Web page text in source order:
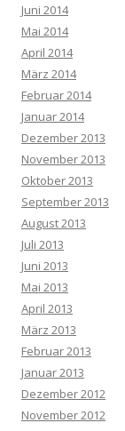
Juni 2014
Mai 2014
April 2014
März 2014
Februar 2014
Januar 2014
Dezember 2013
November 2013
Oktober 2013
September 2013
August 2013
Juli 2013
Juni 2013
Mai 2013
April 2013
März 2013
Februar 2013
Januar 2013
Dezember 2012
November 2012